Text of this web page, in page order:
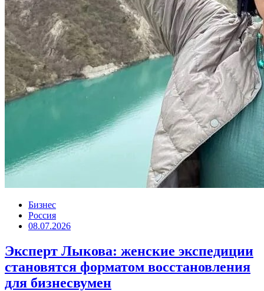
Бизнес
Россия
08.07.2026
Эксперт Лыкова: женские экспедиции
становятся форматом восстановления
для бизнесвумен